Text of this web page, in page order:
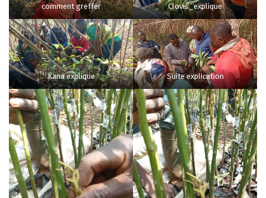
comment greffer
Clovis_explique
Kana explique Suite explication